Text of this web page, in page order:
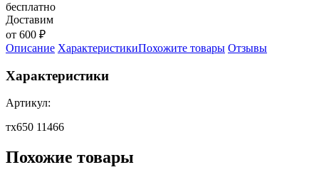
бесплатно
Доставим
от 600 ₽
Описание ХарактеристикиПохожите товары Отзывы
Характеристики
Артикул:
тх650 11466
Похожие товары